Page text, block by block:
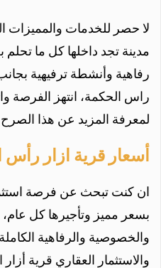
لا حصر للخدمات والمميزات
مدينة تجد داخلها كل ما
رفاهية وأنشطة ترفيهية
لمعرفة المزيد عن هذا الصرح
أسعار قرية ازار
ان كنت تبحث عن فرصة
بسعر مميز وتأجيرها كل
والخصوصية والرفاهية
والاستثمار العقاري قرية